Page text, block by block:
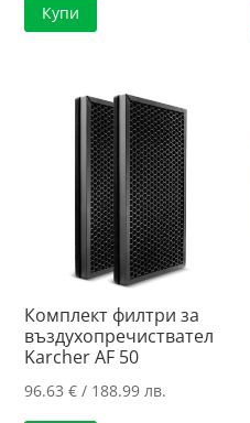
Купи
Комплект филтри за
въздухопречиствател
Karcher AF 50
96.63€ / 188.99 лв.